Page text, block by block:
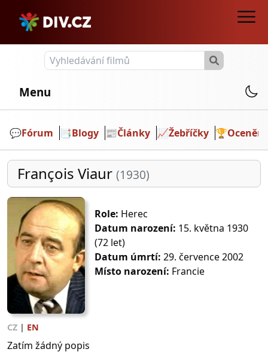
Menu
💬️Fórum 📑Blogy 📰Články 📈Žebříčky 🏆Ocenění
François Viaur (1930)
Role: Herec
Datum narození: 15. května 1930
(72 let)
Datum úmrtí: 29. července 2002
Místo narození: Francie
CZ | EN
Zatím žádný popis